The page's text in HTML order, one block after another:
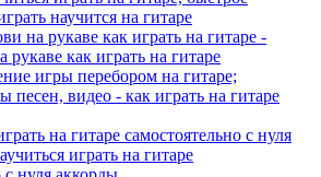
научится на гитаре
на рукаве как играть на гитаре -
рукаве как играть на гитаре
игры перебором на гитаре;
песен, видео - как играть на гитаре
на гитаре самостоятельно с нуля
играть на гитаре